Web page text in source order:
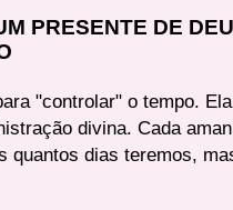
PRESENTE DE
"controlar" o tempo.
divina. Cada
quantos dias teremos,